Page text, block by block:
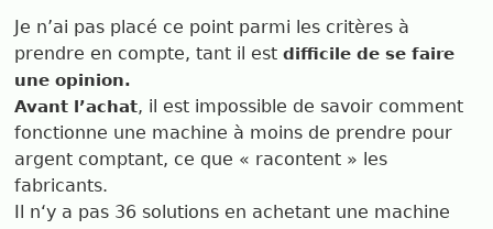
Je n’ai pas placé ce point parmi les critères à
prendre en compte, tant il estdifficile de se faire
une opinion.
Avant l’achat, il est impossible de savoir comment
fonctionne une machine à moins de prendre pour
argent comptant, ce que « racontent » les
fabricants.
Il n‘y a pas 36 solutions en achetant une machine